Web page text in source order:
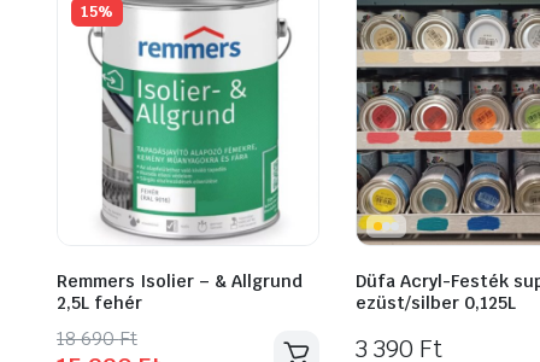
15%
Remmers Isolier – & Allgrund
2,5L fehér
18 690Ft
Original
Current
Düfa Acryl-Festék
ezüst/silber 0,125L
3 390 Ft